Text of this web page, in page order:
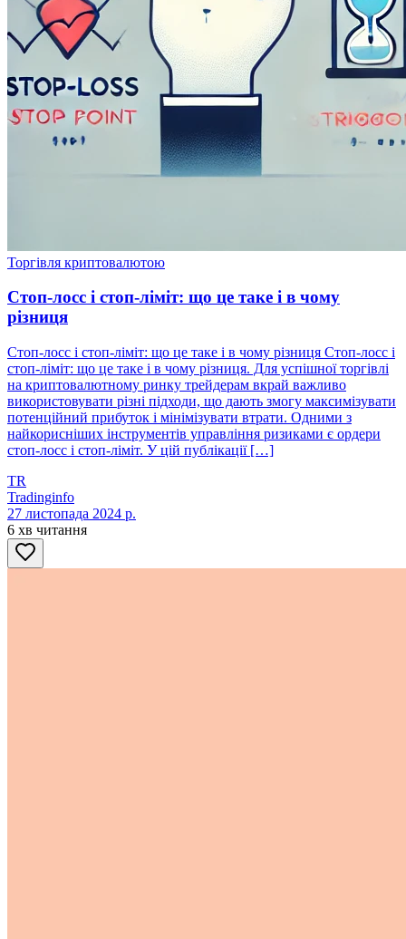
Торгівля криптовалютою
Стоп-лосс і стоп-ліміт: що це таке і в чому
різниця
Стоп-лосс і стоп-ліміт: що це таке і в чому різниця Стоп-лосс і
стоп-ліміт: що це таке і в чому різниця. Для успішної торгівлі
на криптовалютному ринку трейдерам вкрай важливо
використовувати різні підходи, що дають змогу максимізувати
потенційний прибуток і мінімізувати втрати. Одними з
найкорисніших інструментів управління ризиками є ордери
стоп-лосс і стоп-ліміт. У цій публікації […]
TR
Tradinginfo
27 листопада 2024 р.
6 хв читання